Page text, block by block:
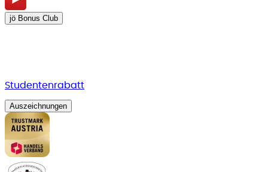
jö Bonus Club
Studentenrabatt
Auszeichnungen